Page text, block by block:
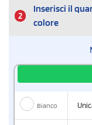
2
Inserisci il
colore
Bianco